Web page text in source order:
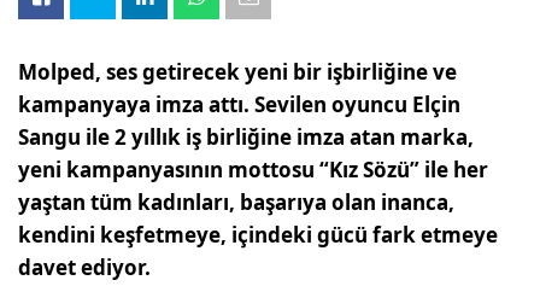
Molped, ses getirecek yeni bir işbirliğine ve
kampanyaya imza attı. Sevilen oyuncu Elçin
Sangu ile 2 yıllık iş birliğine imza atan marka,
yeni kampanyasının mottosu “Kız Sözü” ile her
yaştan tüm kadınları, başarıya olan inanca,
kendini keşfetmeye, içindeki gücü fark etmeye
davet ediyor.